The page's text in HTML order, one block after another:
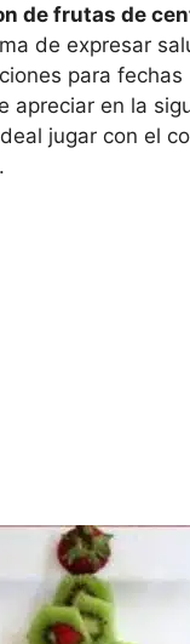
de frutas de
de expresar
para
apreciar en la
jugar con el